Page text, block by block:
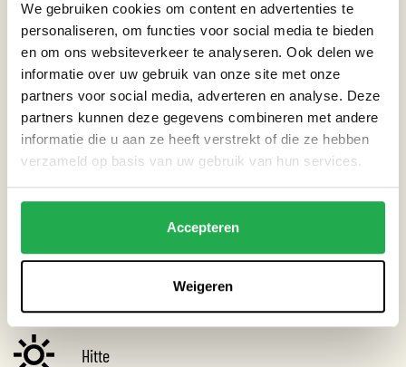
We gebruiken cookies om content en advertenties te
personaliseren, om functies voor social media te bieden
en om ons websiteverkeer te analyseren. Ook delen we
informatie over uw gebruik van onze site met onze
partners voor social media, adverteren en analyse. Deze
partners kunnen deze gegevens combineren met andere
informatie die u aan ze heeft verstrekt of die ze hebben
verzameld op basis van uw gebruik van hun services.
Accepteren
Weigeren
Locatie: Snelleveldplein
CATEGORIEËN
Straat
Tuin
THEMA’S
Hitte